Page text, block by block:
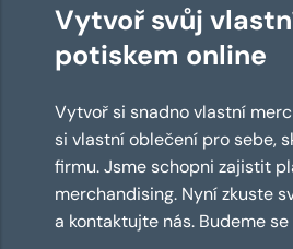
Vytvoř svůj
potiskem online
Vytvoř si snadno vlastní
si vlastní oblečení pro sebe,
firmu. Jsme schopni zajistit
merchandising. Nyní zkuste
a kontaktujte nás. Budeme